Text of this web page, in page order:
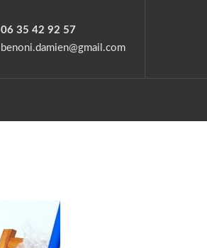
06 35 42 92 57
benoni.damien@gmail.com